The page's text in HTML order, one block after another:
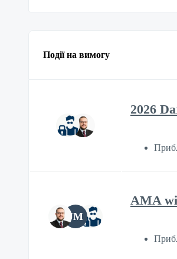
Події на вимогу
2026
JM
AMA